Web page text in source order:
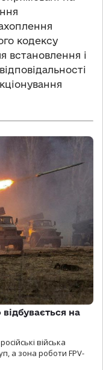
кодексу
встановлення і
на
війська
а зона роботи FPV-